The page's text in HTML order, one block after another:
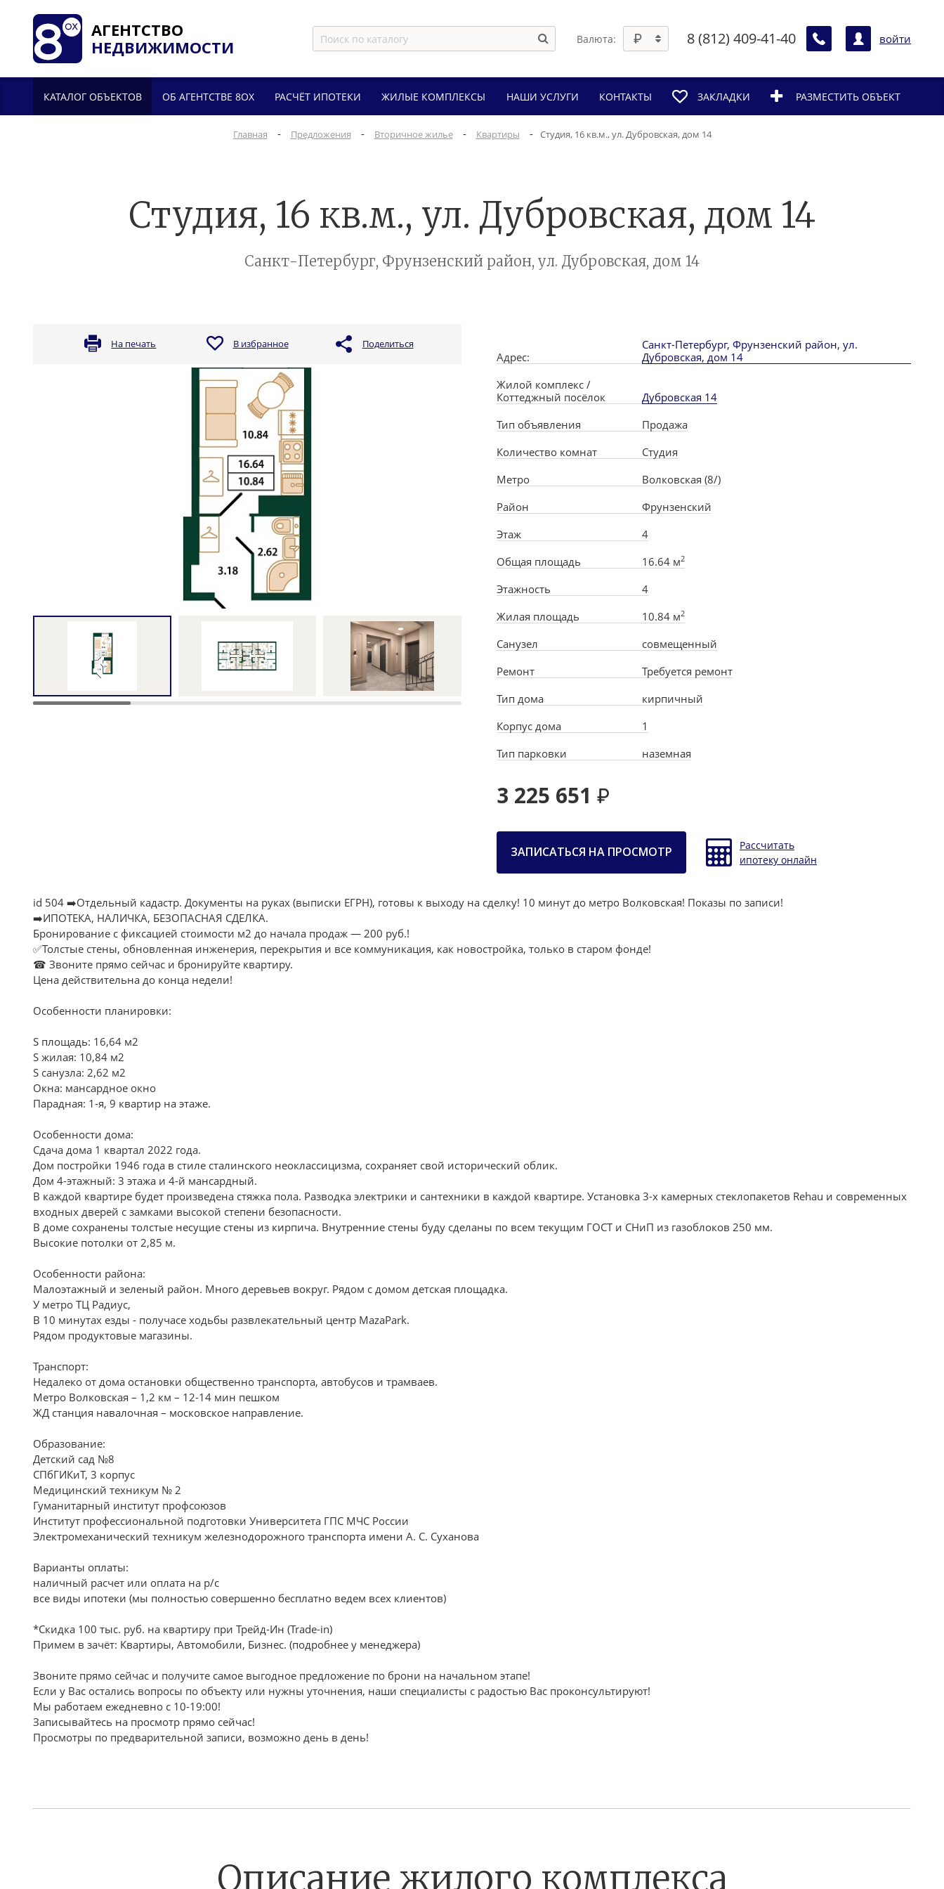
АГЕНТСТВО
НЕДВИЖИМОСТИ
Валюта: 8 (812) 409-41-40 войти
КАТАЛОГ ОБЪЕКТОВ ОБ АГЕНТСТВЕ 8OX РАСЧЁТ ИПОТЕКИ ЖИЛЫЕ КОМПЛЕКСЫ НАШИ УСЛУГИ КОНТАКТЫ ЗАКЛАДКИ РАЗМЕСТИТЬ ОБЪЕКТ
Главная - Предложения - Вторичное жилье - Квартиры - Студия, 16 кв.м., ул. Дубровская, дом 14
Студия, 16 кв.м., ул. Дубровская, дом 14
Санкт-Петербург, Фрунзенский район, ул. Дубровская, дом 14
На печать В избранное Поделиться
Адрес:
Санкт-Петербург, Фрунзенский район, ул.
Дубровская, дом 14
Жилой комплекс /
Коттеджный посёлок
Дубровская 14
Тип объявления
Продажа
Количество комнат
Студия
Метро
Волковская (8/)
Район
Фрунзенский
Этаж
4
Общая площадь
16.64 м2
Этажность
4
Жилая площадь
10.84 м2
Санузел
совмещенный
Ремонт
Требуется ремонт
Тип дома
кирпичный
Корпус дома
1
Тип парковки
наземная
3 225 651
ЗАПИСАТЬСЯ НА ПРОСМОТР
Рассчитать
ипотеку онлайн
id 504 ➡️Отдельный кадастр. Документы на руках (выписки ЕГРН), готовы к выходу на сделку! 10 минут до метро Волковская! Показы по записи!
➡️ИПОТЕКА, НАЛИЧКА, БЕЗОПАСНАЯ СДЕЛКА.
Бронирование с фиксацией стоимости м2 до начала продаж — 200 руб.!
✅Толстые стены, обновленная инженерия, перекрытия и все коммуникация, как новостройка, только в старом фонде!
☎ Звоните прямо сейчас и бронируйте квартиру.
Цена действительна до конца недели!
Особенности планировки:
S площадь: 16,64 м2
S жилая: 10,84 м2
S санузла: 2,62 м2
Окна: мансардное окно
Парадная: 1-я, 9 квартир на этаже.
Особенности дома:
Сдача дома 1 квартал 2022 года.
Дом постройки 1946 года в стиле сталинского неоклассицизма, сохраняет свой исторический облик.
Дом 4-этажный: 3 этажа и 4-й мансардный.
В каждой квартире будет произведена стяжка пола. Разводка электрики и сантехники в каждой квартире. Установка 3-х камерных стеклопакетов Rehau и современных
входных дверей с замками высокой степени безопасности.
В доме сохранены толстые несущие стены из кирпича. Внутренние стены буду сделаны по всем текущим ГОСТ и СНиП из газоблоков 250 мм.
Высокие потолки от 2,85 м.
Особенности района:
Малоэтажный и зеленый район. Много деревьев вокруг. Рядом с домом детская площадка.
У метро ТЦ Радиус,
В 10 минутах езды - получасе ходьбы развлекательный центр MazaPark.
Рядом продуктовые магазины.
Транспорт:
Недалеко от дома остановки общественно транспорта, автобусов и трамваев.
Метро Волковская – 1,2 км – 12-14 мин пешком
ЖД станция навалочная – московское направление.
Образование:
Детский сад №8
СПбГИКиТ, 3 корпус
Медицинский техникум № 2
Гуманитарный институт профсоюзов
Институт профессиональной подготовки Университета ГПС МЧС России
Электромеханический техникум железнодорожного транспорта имени А. С. Суханова
Варианты оплаты:
наличный расчет или оплата на р/с
все виды ипотеки (мы полностью совершенно бесплатно ведем всех клиентов)
*Скидка 100 тыс. руб. на квартиру при Трейд-Ин (Trade-in)
Примем в зачёт: Квартиры, Автомобили, Бизнес. (подробнее у менеджера)
Звоните прямо сейчас и получите самое выгодное предложение по брони на начальном этапе!
Если у Вас остались вопросы по объекту или нужны уточнения, наши специалисты с радостью Вас проконсультируют!
Мы работаем ежедневно с 10-19:00!
Записывайтесь на просмотр прямо сейчас!
Просмотры по предварительной записи, возможно день в день!
Описание жилого комплекса